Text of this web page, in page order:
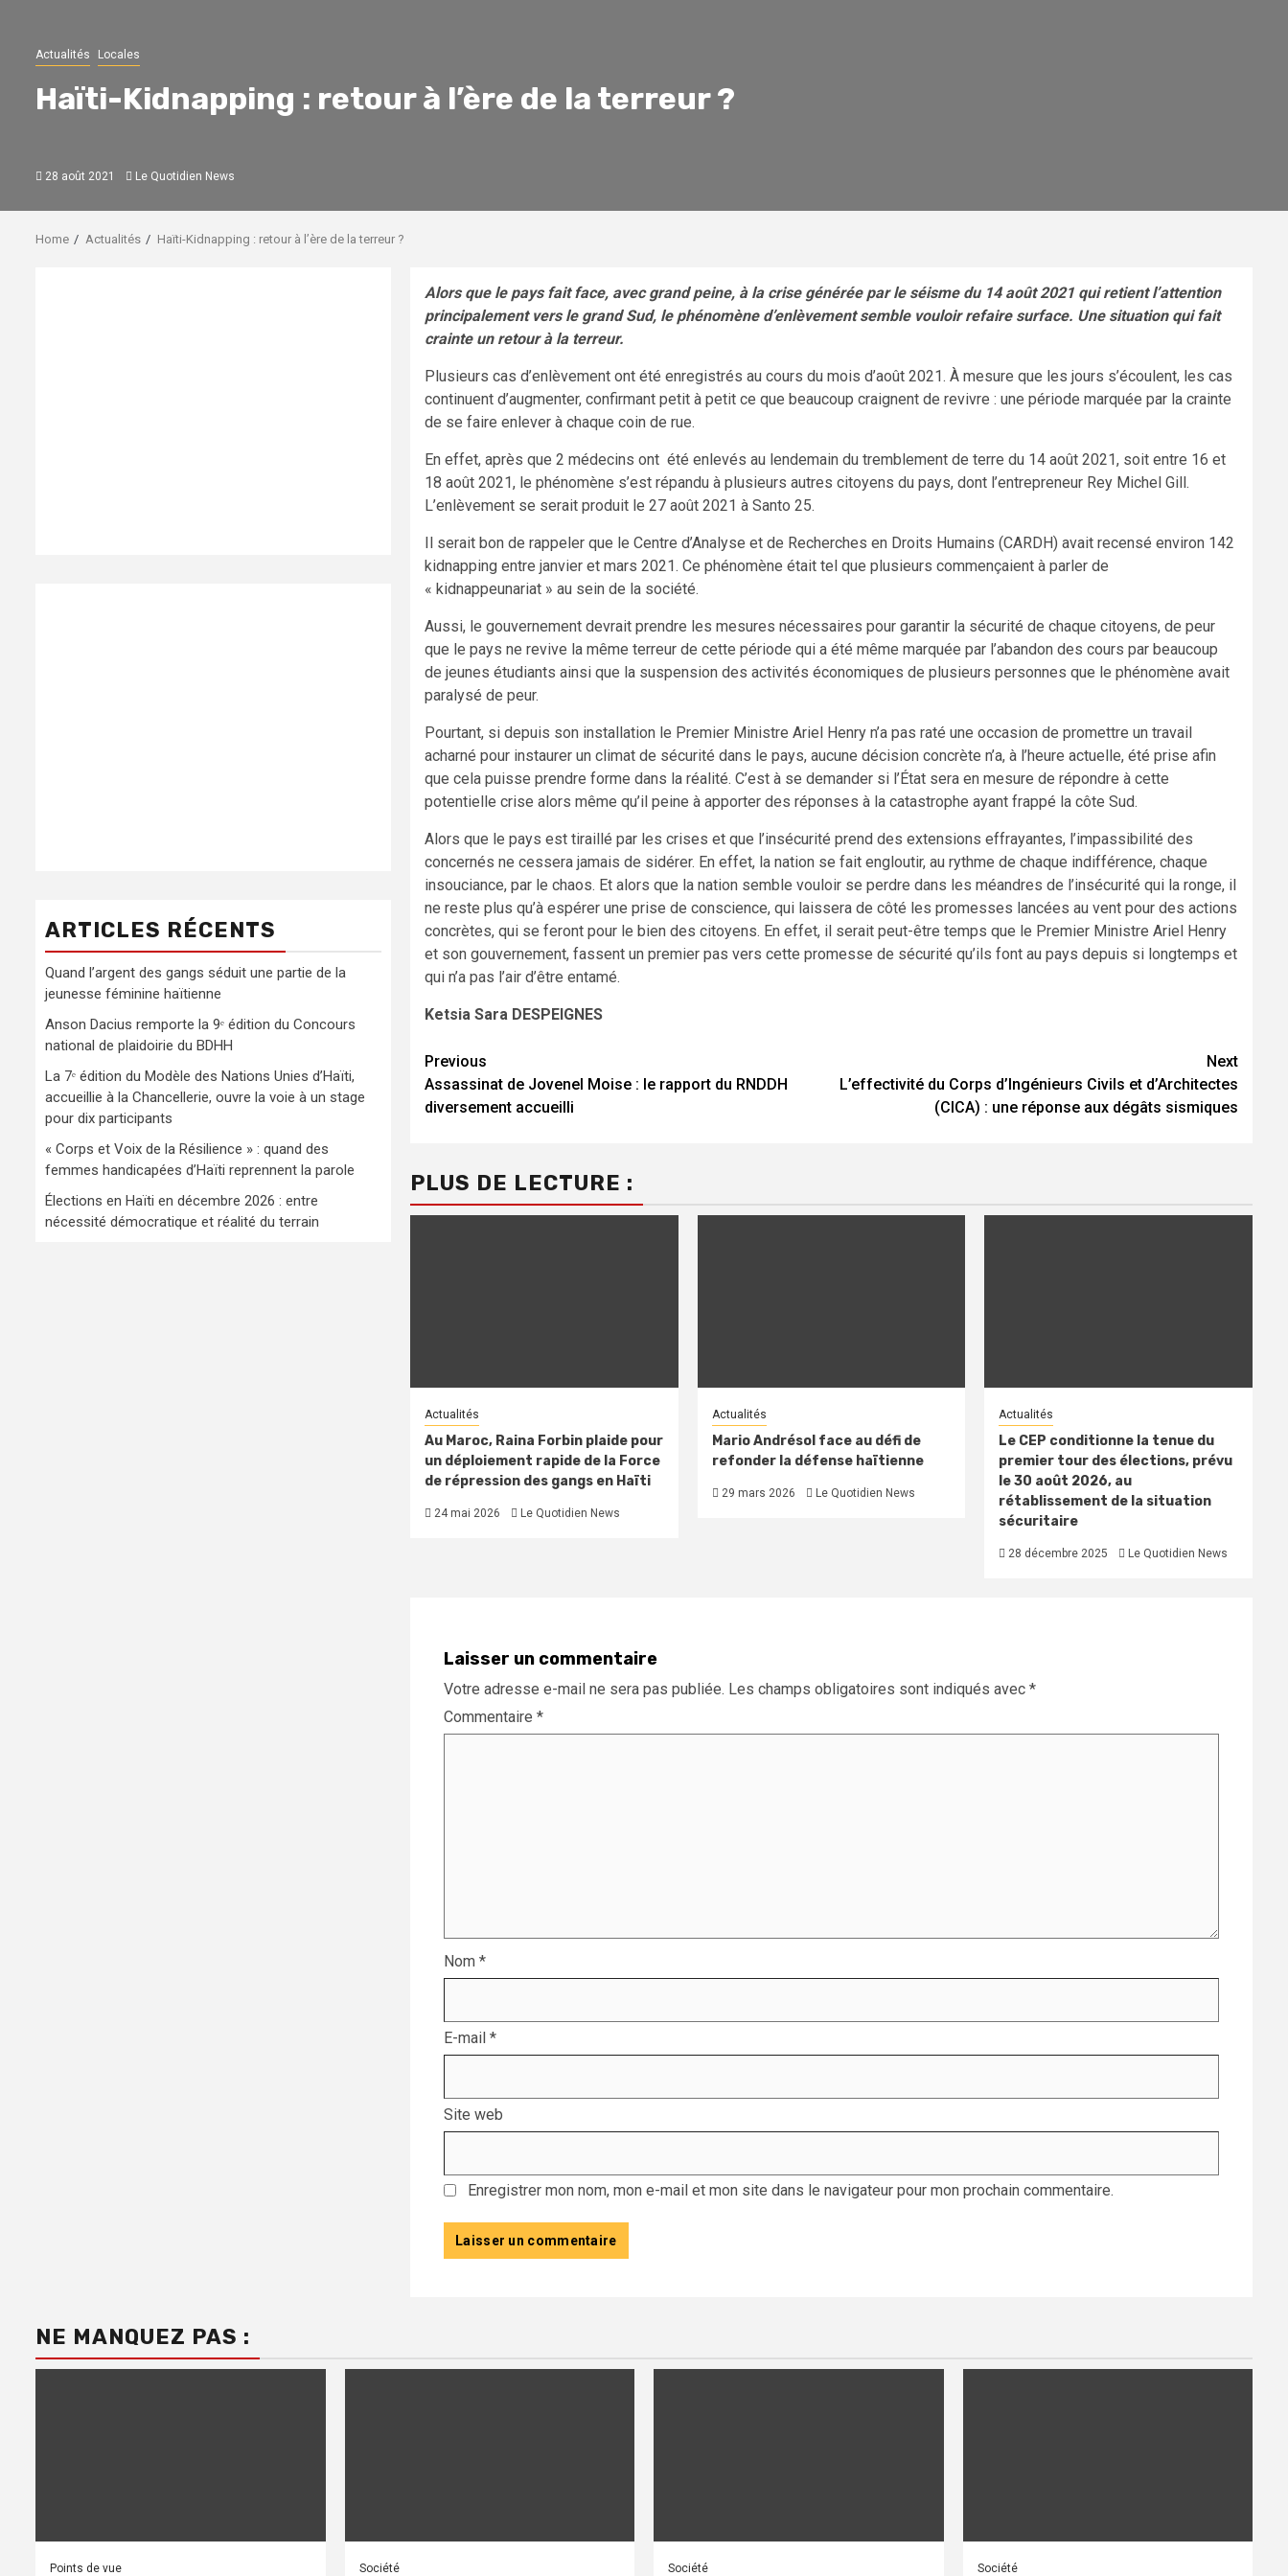
Actualités Locales
Haïti-Kidnapping : retour à l’ère de la terreur ?
28 août 2021 Le Quotidien News
Home Actualités Haïti-Kidnapping : retour à l’ère de la terreur ?
Alors que le pays fait face, avec grand peine, à la crise générée par le séisme du 14 août 2021 qui retient l’attention
principalement vers le grand Sud, le phénomène d’enlèvement semble vouloir refaire surface. Une situation qui fait
crainte un retour à la terreur.
Plusieurs cas d’enlèvement ont été enregistrés au cours du mois d’août 2021. À mesure que les jours s’écoulent, les cas
continuent d’augmenter, confirmant petit à petit ce que beaucoup craignent de revivre : une période marquée par la crainte
de se faire enlever à chaque coin de rue.
En effet, après que 2 médecins ont été enlevés au lendemain du tremblement de terre du 14 août 2021, soit entre 16 et
18 août 2021, le phénomène s’est répandu à plusieurs autres citoyens du pays, dont l’entrepreneur Rey Michel Gill.
L’enlèvement se serait produit le 27 août 2021 à Santo 25.
Il serait bon de rappeler que le Centre d’Analyse et de Recherches en Droits Humains (CARDH) avait recensé environ 142
kidnapping entre janvier et mars 2021. Ce phénomène était tel que plusieurs commençaient à parler de
« kidnappeunariat » au sein de la société.
Aussi, le gouvernement devrait prendre les mesures nécessaires pour garantir la sécurité de chaque citoyens, de peur
que le pays ne revive la même terreur de cette période qui a été même marquée par l’abandon des cours par beaucoup
de jeunes étudiants ainsi que la suspension des activités économiques de plusieurs personnes que le phénomène avait
paralysé de peur.
Pourtant, si depuis son installation le Premier Ministre Ariel Henry n’a pas raté une occasion de promettre un travail
acharné pour instaurer un climat de sécurité dans le pays, aucune décision concrète n’a, à l’heure actuelle, été prise afin
que cela puisse prendre forme dans la réalité. C’est à se demander si l’État sera en mesure de répondre à cette
potentielle crise alors même qu’il peine à apporter des réponses à la catastrophe ayant frappé la côte Sud.
Alors que le pays est tiraillé par les crises et que l’insécurité prend des extensions effrayantes, l’impassibilité des
concernés ne cessera jamais de sidérer. En effet, la nation se fait engloutir, au rythme de chaque indifférence, chaque
insouciance, par le chaos. Et alors que la nation semble vouloir se perdre dans les méandres de l’insécurité qui la ronge, il
ne reste plus qu’à espérer une prise de conscience, qui laissera de côté les promesses lancées au vent pour des actions
concrètes, qui se feront pour le bien des citoyens. En effet, il serait peut-être temps que le Premier Ministre Ariel Henry
et son gouvernement, fassent un premier pas vers cette promesse de sécurité qu’ils font au pays depuis si longtemps et
qui n’a pas l’air d’être entamé.
Ketsia Sara DESPEIGNES
Continue
Reading
Previous
Assassinat de Jovenel Moise : le rapport du RNDDH
diversement accueilli
Next
L’effectivité du Corps d’Ingénieurs Civils et d’Architectes
(CICA) : une réponse aux dégâts sismiques
PLUS DE LECTURE :
Actualités
Au Maroc, Raina Forbin plaide pour
un déploiement rapide de la Force
de répression des gangs en Haïti
24 mai 2026 Le Quotidien News
Actualités
Mario Andrésol face au défi de
refonder la défense haïtienne
29 mars 2026 Le Quotidien News
Actualités
Le CEP conditionne la tenue du
premier tour des élections, prévu
le 30 août 2026, au
rétablissement de la situation
sécuritaire
28 décembre 2025 Le Quotidien News
Laisser un commentaire
Votre adresse e-mail ne sera pas publiée. Les champs obligatoires sont indiqués avec *
Commentaire *
Nom *
E-mail *
Site web
Enregistrer mon nom, mon e-mail et mon site dans le navigateur pour mon prochain commentaire.
ARTICLES RÉCENTS
Quand l’argent des gangs séduit une partie de la
jeunesse féminine haïtienne
Anson Dacius remporte la 9ᵉ édition du Concours
national de plaidoirie du BDHH
La 7ᵉ édition du Modèle des Nations Unies d’Haïti,
accueillie à la Chancellerie, ouvre la voie à un stage
pour dix participants
« Corps et Voix de la Résilience » : quand des
femmes handicapées d’Haïti reprennent la parole
Élections en Haïti en décembre 2026 : entre
nécessité démocratique et réalité du terrain
NE MANQUEZ PAS :
Points de vue Société Société Société